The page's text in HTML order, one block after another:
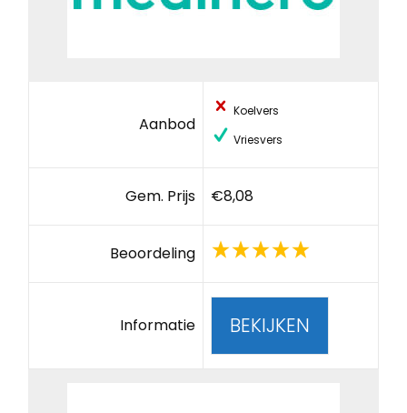
Aanbod
Koelvers
Vriesvers
Gem. Prijs €8,08
Beoordeling
Informatie BEKIJKEN